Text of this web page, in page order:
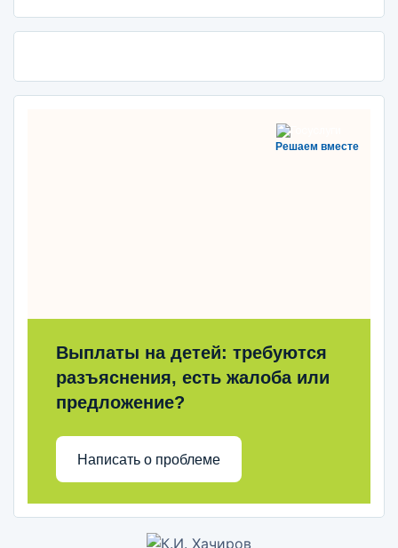
Решаем вместе
Выплаты на детей: требуются
разъяснения, есть жалоба или
предложение?
Написать о проблеме